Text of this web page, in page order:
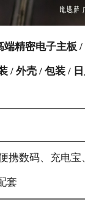
端精密电子主板
/ 外壳 / 包装 /
携数码、充电宝
套